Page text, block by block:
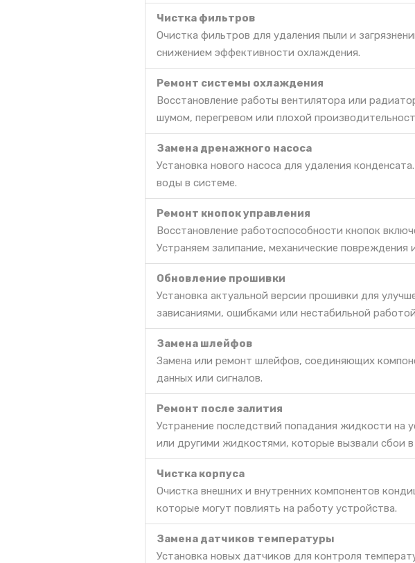
Чистка фильтров
Очистка фильтров для удаления пыли и
снижением эффективности охлаждения.
Ремонт системы охлаждения
Восстановление работы вентилятора или
шумом, перегревом или плохой
Замена дренажного насоса
Установка нового насоса для удаления
воды в системе.
Ремонт кнопок управления
Восстановление работоспособности кнопок
Устраняем залипание, механические повреждения
Обновление прошивки
Установка актуальной версии прошивки для
зависаниями, ошибками или нестабильной
Замена шлейфов
Замена или ремонт шлейфов, соединяющих
данных или сигналов.
Ремонт после залития
Устранение последствий попадания жидкости на
или другими жидкостями, которые вызвали сбои в
Чистка корпуса
Очистка внешних и внутренних компонентов
которые могут повлиять на работу устройства.
Замена датчиков температуры
Установка новых датчиков для контроля